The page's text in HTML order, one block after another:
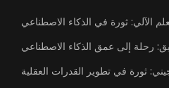
الآلي: ثورة في الذكاء الاصطناعي
رحلة إلى عمق الذكاء الاصطناعي
ثورة في تطوير القدرات العقلية